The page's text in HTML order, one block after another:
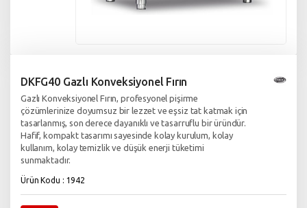
DKFG40 Gazlı Konveksiyonel Fırın
Gazlı Konveksiyonel Fırın, profesyonel pişirme
çözümlerinize doyumsuz bir lezzet ve eşsiz tat katmak için
tasarlanmış, son derece dayanıklı ve tasarruflu bir üründür.
Hafif, kompakt tasarımı sayesinde kolay kurulum, kolay
kullanım, kolay temizlik ve düşük enerji tüketimi
sunmaktadır.
Ürün Kodu : 1942